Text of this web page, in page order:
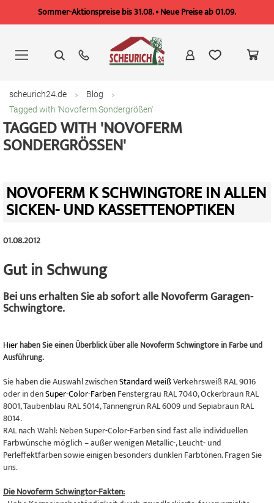
Sommer-Aktionspreise bis 31.08. • Neue Preise ab 01.09.
springen
scheurich24.de
Blog
Tagged with 'Novoferm Sondergrößen'
TAGGED WITH 'NOVOFERM
SONDERGRÖSSEN'
NOVOFERM K SCHWINGTORE IN ALLEN
SICKEN- UND KASSETTENOPTIKEN
01.08.2012
Gut in Schwung
Bei uns erhalten Sie ab sofort alle Novoferm Garagen-
Schwingtore.
Hierhaben Sie einen Überblick über alle Novoferm Schwingtore in Farbe und
Ausführung.
Sie haben die Auswahl zwischenStandard weißVerkehrsweiß RAL 9016
oder in denSuper-Color-FarbenFenstergrau RAL 7040, Ockerbraun RAL
8001, Taubenblau RAL 5014, Tannengrün RAL 6009 und Sepiabraun RAL
8014.
RAL nach Wahl: Neben Super-Color-Farben sind fast alle individuellen
Farbwünsche möglich – außer wenigen Metallic-, Leucht- und
Perleffektfarben sowie einigen besonders dunklen Farbtönen. Fragen Sie
uns.
Die Novoferm Schwingtor-Fakten: